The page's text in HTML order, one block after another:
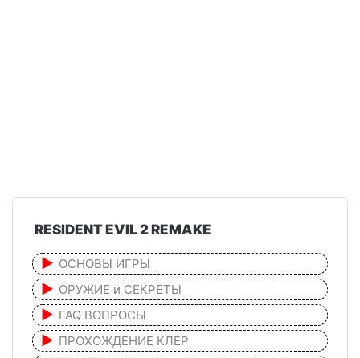
RESIDENT EVIL 2 REMAKE
ОСНОВЫ ИГРЫ
ОРУЖИЕ и СЕКРЕТЫ
FAQ ВОПРОСЫ
ПРОХОЖДЕНИЕ КЛЕР